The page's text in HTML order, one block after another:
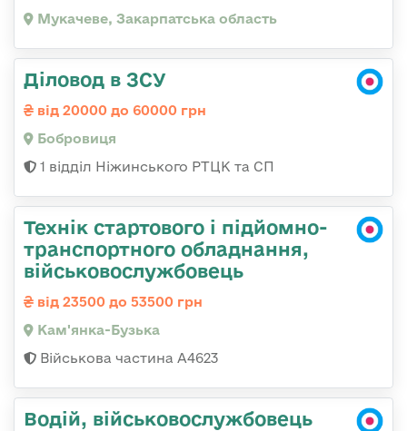
Мукачеве, Закарпатська область
Діловод в ЗСУ
від 20000 до 60000 грн
Бобровиця
1 відділ Ніжинського РТЦК та СП
Технік стартового і підйомно-
транспортного обладнання,
військовослужбовець
від 23500 до 53500 грн
Кам'янка-Бузька
Військова частина А4623
Водій, військовослужбовець